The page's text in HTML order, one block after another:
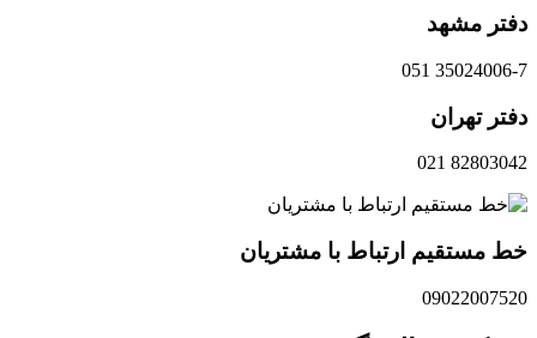
دفتر مشهد
35024006-7 051
دفتر تهران
82803042 021
خط مستقیم ارتباط با مشتریان
09022007520